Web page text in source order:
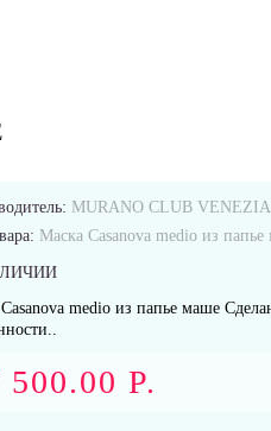
MURANO CLUB VENEZIA
Маска Casanova medio из
medio из папье маше
500.00 Р.